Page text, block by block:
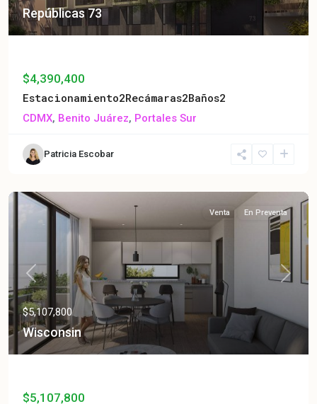
Repúblicas 73
$4,390,400
Estacionamiento2Recámaras2Baños2
CDMX, Benito Juárez, Portales Sur
Patricia Escobar
Previous Next
Venta En Preventa
$5,107,800
Wisconsin
$5,107,800